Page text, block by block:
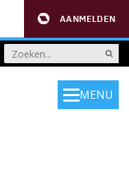
AANMELDEN
MENU